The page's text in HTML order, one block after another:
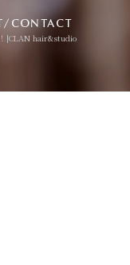
|CLAN hair&studio